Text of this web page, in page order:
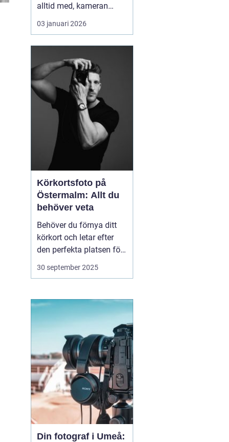
alltid med, kameran
fångar allt på några
sekunder och
många av våra
viktigaste stunder
gömda i map...
03 januari 2026
Körkortsfoto på
Östermalm: Allt du
behöver veta
Behöver du förnya ditt
körkort och letar efter
den perfekta platsen för
att ta ditt körkortsfoto?
Då befinner du dig i rätt
Östermalm erbjuder
många alternativ för att
få en ...
30 september 2025
Din fotograf i Umeå: